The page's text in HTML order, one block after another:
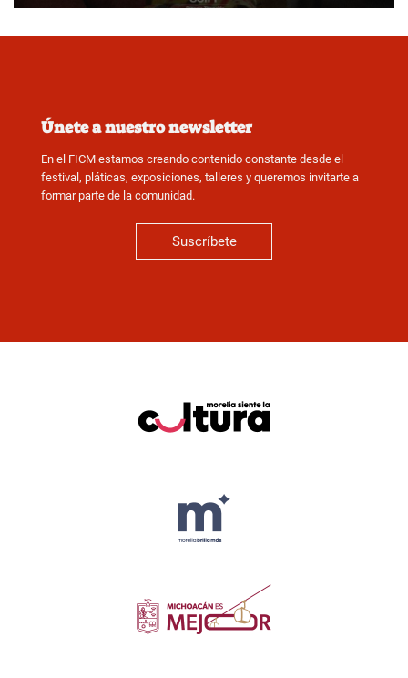
Únete a nuestro newsletter
En el FICM estamos creando contenido constante desde el
festival, pláticas, exposiciones, talleres y queremos invitarte a
formar parte de la comunidad.
Suscríbete